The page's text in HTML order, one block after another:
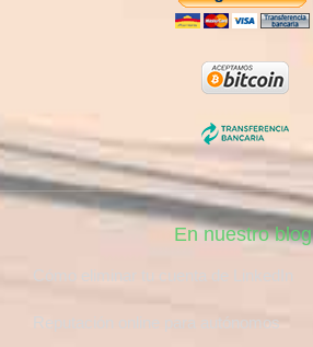
En nuestro blog
Reputación online para autónomos